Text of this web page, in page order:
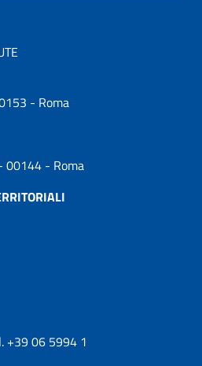
- Roma
00144 - Roma
+39 06 5994 1